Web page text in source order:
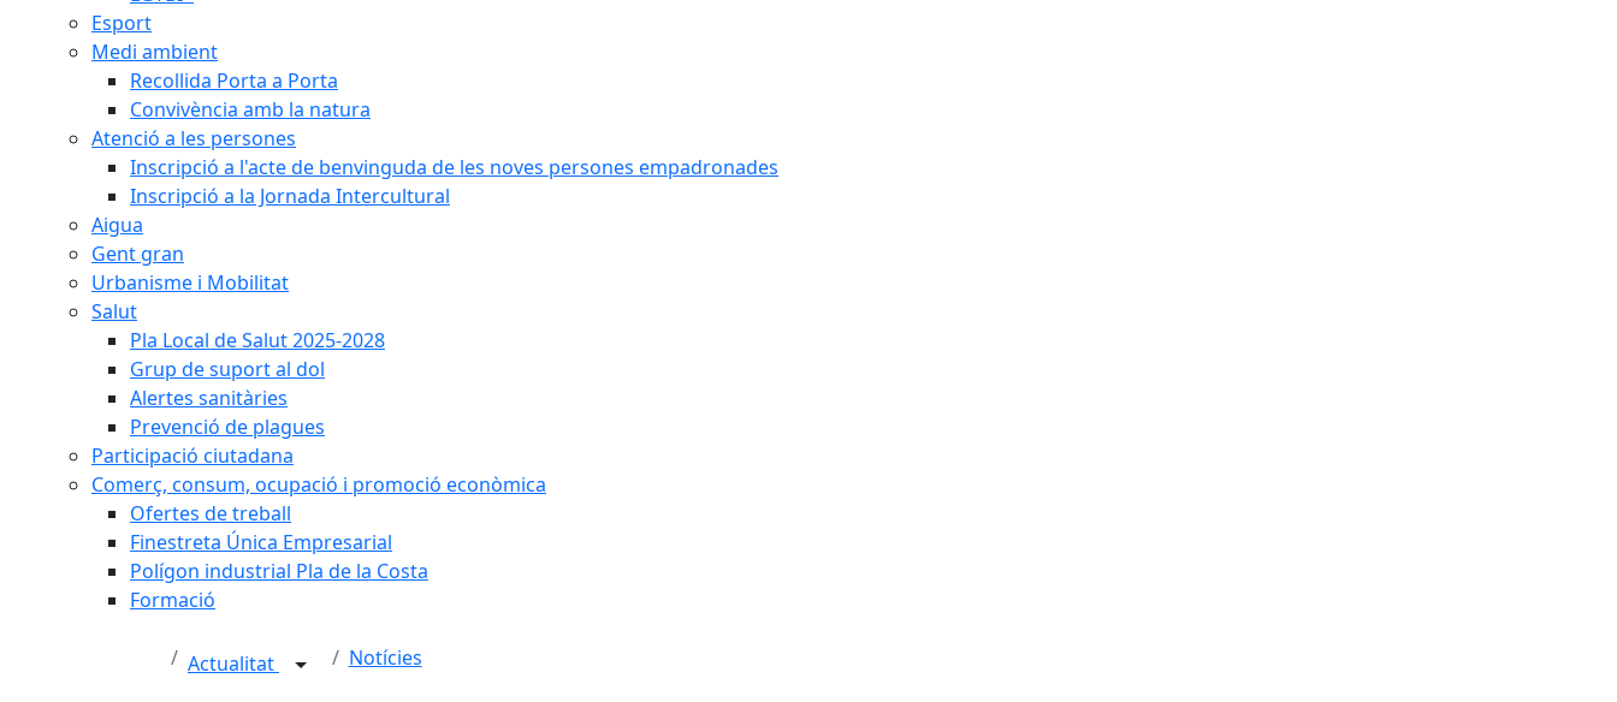
Esport
Medi ambient
Recollida Porta a Porta
Convivència amb la natura
Atenció a les persones
Inscripció a l'acte de benvinguda de les noves persones empadronades
Inscripció a la Jornada Intercultural
Aigua
Gent gran
Urbanisme i Mobilitat
Salut
Pla Local de Salut 2025-2028
Grup de suport al dol
Alertes sanitàries
Prevenció de plagues
Participació ciutadana
Comerç, consum, ocupació i promoció econòmica
Ofertes de treball
Finestreta Única Empresarial
Polígon industrial Pla de la Costa
Formació
Actualitat Notícies